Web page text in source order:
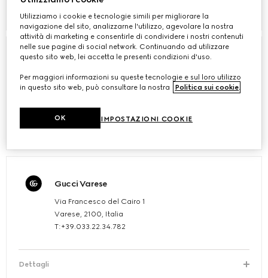
Dettagli
Corso Italia,119
Cortina d'Ampezzo(BL), 32043, Italy
Gucci Varese
Via Francesco del Cairo 1
Varese, 2100, Italia
T:+39.033.22.34.782
Dettagli
Utilizziamo i cookie e tecnologie simili per migliorare la
navigazione del sito, analizzarne l'utilizzo, agevolare la nostra
attività di marketing e consentirle di condividere i nostri contenuti
nelle sue pagine di social network. Continuando ad utilizzare
questo sito web, lei accetta le presenti condizioni d'uso.
Per maggiori informazioni su queste tecnologie e sul loro utilizzo
in questo sito web, può consultare la nostra
Politica sui cookie
IMPOSTAZIONI COOKIE
OK